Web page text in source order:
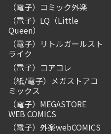
（電子）コミック外楽
（電子）LQ（Little
Queen）
（電子）リトルガールスト
ライク
（電子）コアコレ
（紙/電子）メガストアコ
ミックス
（電子）MEGASTORE
WEB COMICS
（電子）外楽webCOMICS